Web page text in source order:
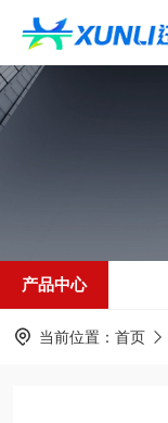
产品中心
当前位置： 首页